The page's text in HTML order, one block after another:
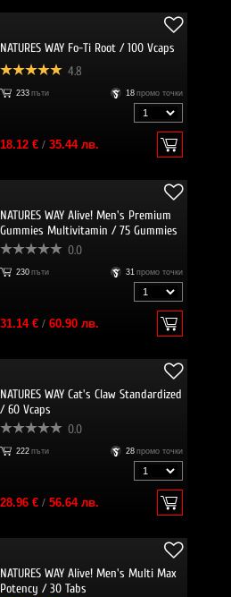
NATURES WAY Fo-Ti Root / 100 Vcaps
4.8
233 пъти 18 промо точки
18.12 €/ 35.44 лв.
NATURES WAY Alive! Men's Premium
Gummies Multivitamin / 75 Gummies
0.0
230 пъти 31 промо точки
31.14 €/ 60.90 лв.
NATURES WAY Cat's Claw Standardized
/ 60 Vcaps
0.0
222 пъти 28 промо точки
28.96 €/ 56.64 лв.
NATURES WAY Alive! Men's Multi Max
Potency / 30 Tabs